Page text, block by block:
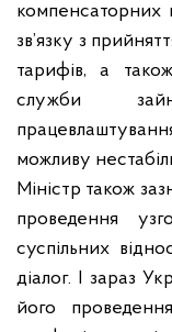
компенсаторних
зв’язку з
тарифів, а
служби
можливу
Міністр також
проведення
суспільних
діалог. І зараз
його